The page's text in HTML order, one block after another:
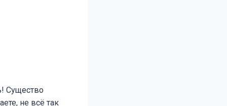
Существо
не всё так